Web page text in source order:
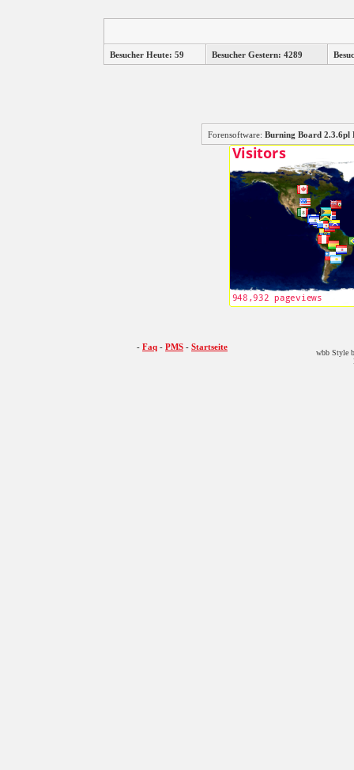
Besucher Heute: 59 Besucher Gestern: 4289
Forensoftware: Burning Board
- Faq - PMS - Startseite
wbb Style